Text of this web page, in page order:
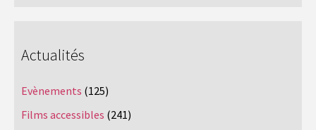
Actualités
Evènements (125)
Films accessibles (241)